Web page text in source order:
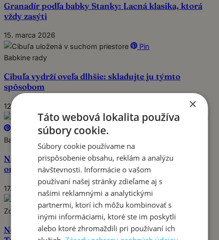
Granadír podľa babky Stanky: Lacná klasika, ktorá
vždy zasýti
15. marca 2026
Pin
Babkine rady
Cibuľa vydrží oveľa dlhšie: skladujte ju týmto
spôsobom
12. marca 2026
Babkine rady
Najchutnejšia španielska omeleta s paradajkovou
omáčkou: Inak už omeletu pripravovať nebudete!
17. júna 2024
Zdravé tipy
Neuveriteľné zdravotné výhody cibuľových šupiek:
×
Táto webová lokalita používa
súbory cookie.
Súbory cookie používame na
prispôsobenie obsahu, reklám a analýzu
návštevnosti. Informácie o vašom
používaní našej stránky zdieľame aj s
našimi reklamnými a analytickými
partnermi, ktorí ich môžu kombinovať s
inými informáciami, ktoré ste im poskytli
alebo ktoré zhromaždili pri používaní ich